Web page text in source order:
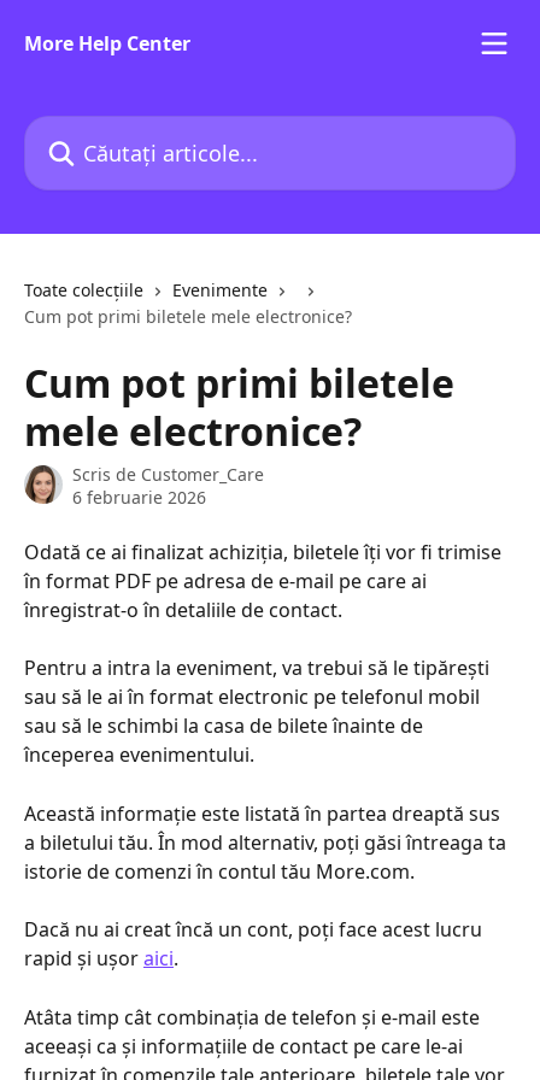
More Help Center
Căutați articole...
Toate colecțiile
Evenimente
Cum pot primi biletele mele electronice?
Cum pot primi biletele
mele electronice?
Scris de Customer_Care
6 februarie 2026
Odată ce ai finalizat achiziția, biletele îți vor fi trimise
în format PDF pe adresa de e-mail pe care ai
înregistrat-o în detaliile de contact.
Pentru a intra la eveniment, va trebui să le tipărești
sau să le ai în format electronic pe telefonul mobil
sau să le schimbi la casa de bilete înainte de
începerea evenimentului.
Această informație este listată în partea dreaptă sus
a biletului tău. În mod alternativ, poți găsi întreaga ta
istorie de comenzi în contul tău More.com.
Dacă nu ai creat încă un cont, poți face acest lucru
rapid și ușor aici.
Atâta timp cât combinația de telefon și e-mail este
aceeași ca și informațiile de contact pe care le-ai